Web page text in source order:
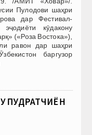
Пулодови шаҳри
дар Фестивал-
кӯдакону
(«Роза Востока»),
равон дар шаҳри
баргузор
ПУДРАТЧИЁН